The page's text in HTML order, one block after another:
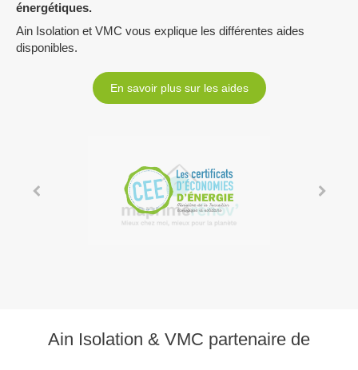
énergétiques.
Ain Isolation et VMC vous explique les différentes aides
disponibles.
En savoir plus sur les aides
Ain Isolation & VMC partenaire de